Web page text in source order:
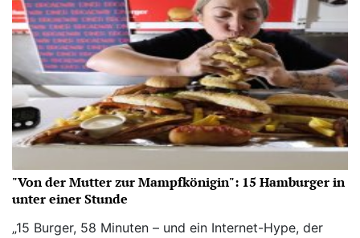
"Von der Mutter zur Mampfkönigin": 15 Hamburger in
unter einer Stunde
„15 Burger, 58 Minuten – und ein Internet-Hype, der